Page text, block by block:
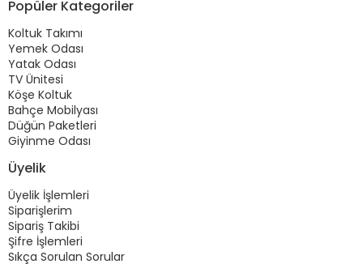
Popüler Kategoriler
Koltuk Takımı
Yemek Odası
Yatak Odası
TV Ünitesi
Köşe Koltuk
Bahçe Mobilyası
Düğün Paketleri
Giyinme Odası
Üyelik
Üyelik İşlemleri
Siparişlerim
Sipariş Takibi
Şifre İşlemleri
Sıkça Sorulan Sorular